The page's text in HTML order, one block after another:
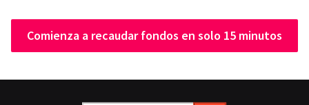
Comienza a recaudar fondos en solo 15 minutos